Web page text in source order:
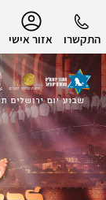
התקשרו אזור אישי